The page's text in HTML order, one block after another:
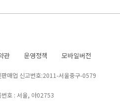
관 운영정책 모바일버전
매업 신고번호:2011-서울중구-0579
번호 : 서울, 아02753